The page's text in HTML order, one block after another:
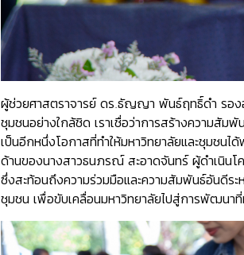
ผู้ช่วยศาสตราจารย์ ดร.ธัญญา พันธ์ฤทธิ์ดำ รอง
ชุมชนอย่างใกล้ชิด เราเชื่อว่าการสร้างความสัม
เป็นอีกหนึ่งโอกาสที่ทำให้มหาวิทยาลัยและชุมชนไ
ด้านของนางสาวธนภรณ์ สะอาดจันทร์ ผู้ดำเนินโ
ซึ่งสะท้อนถึงความร่วมมือและความสัมพันธ์อันดี
ชุมชน เพื่อขับเคลื่อนมหาวิทยาลัยไปสู่การพัฒนาที่